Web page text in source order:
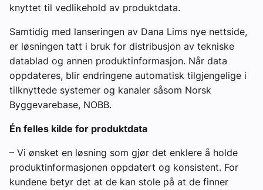
knyttet til vedlikehold av produktdata.
Samtidig med lanseringen av Dana Lims nye nettside,
er løsningen tatt i bruk for distribusjon av tekniske
datablad og annen produktinformasjon. Når data
oppdateres, blir endringene automatisk tilgjengelige i
tilknyttede systemer og kanaler såsom Norsk
Byggevarebase, NOBB.
Én felles kilde for produktdata
– Vi ønsket en løsning som gjør det enklere å holde
produktinformasjonen oppdatert og konsistent. For
kundene betyr det at de kan stole på at de finner